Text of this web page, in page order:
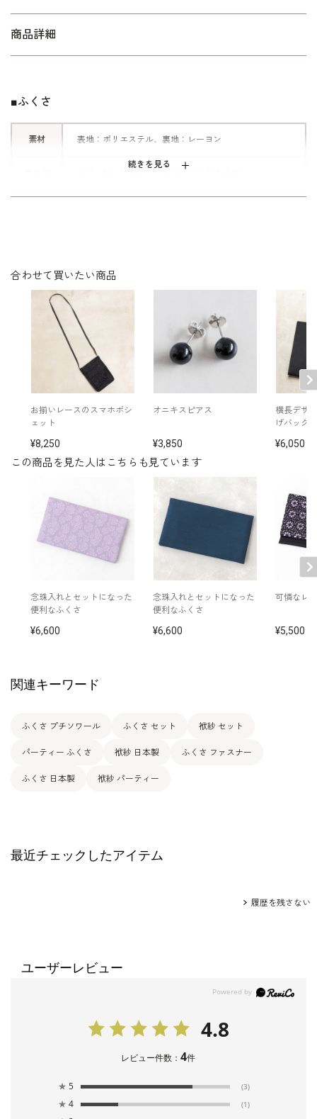
止のファスナーが付いた安心仕様。
エレガントなバラ模様を、立体的なふ
くれ織りで高級感ある雰囲気に。
慶弔両用でお使いいただける、ブラッ
商品詳細
続きを見る
■ふくさ
素材 表地：ポリエステル、裏地：レーヨン
この商品を見た人はこちらも見ています
念珠入れとセットになった
便利なふくさ
6,600
念珠入れとセットになった
便利なふくさ
6,600
可憐なレ
5,500
合わせて買いたい商品
お揃いレースのスマホポシ
ェット
8,250
オニキスピアス
3,850
横長デザ
げバッグ
6,050
関連キーワード
ふくさ プチソワール ふくさ セット 袱紗 セット
パーティー ふくさ 袱紗 日本製 ふくさ ファスナー
ふくさ 日本製 袱紗 パーティー
最近チェックしたアイテム
履歴を残さない
ユーザーレビュー
4.8
レビュー件数：4件
★ 5 (3)
★ 4 (1)